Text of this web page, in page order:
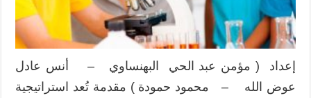
إعداد ( مؤمن عبد الحي البهنساوي – أنس عادل
عوض الله – محمود حمودة ) مقدمة تُعد استراتيجية